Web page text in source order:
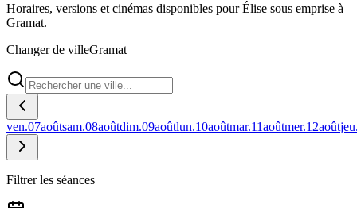
Horaires, versions et cinémas disponibles pour Élise sous emprise à
Gramat.
Changer de villeGramat
ven.07aoûtsam.08aoûtdim.09aoûtlun.10aoûtmar.11aoûtmer.12août
Filtrer les séances